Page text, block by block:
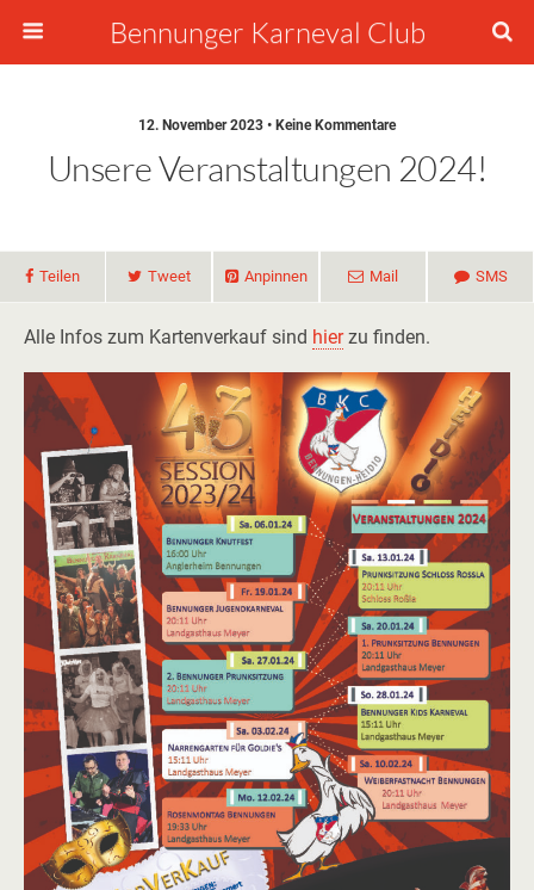
Bennunger Karneval Club
12. November 2023 • Keine Kommentare
Unsere Veranstaltungen 2024!
Teilen Tweet Anpinnen Mail SMS
Alle Infos zum Kartenverkauf sind hierzu finden.